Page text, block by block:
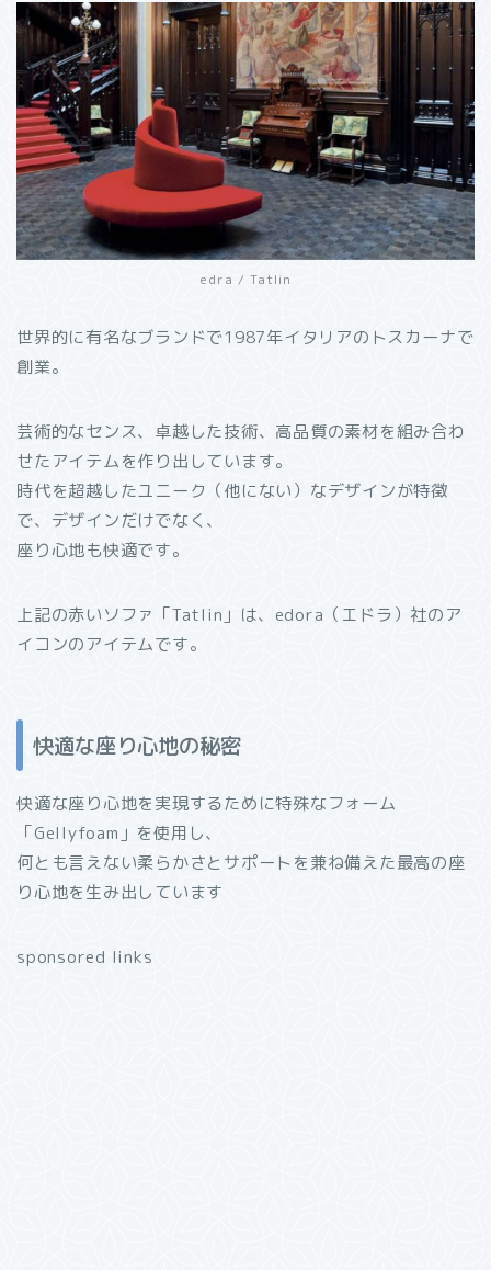
edra / Tatlin
世界的に有名なブランドで1987年イタリアのトスカーナで
創業。
芸術的なセンス、卓越した技術、高品質の素材を組み合わ
せたアイテムを作り出しています。
時代を超越したユニーク（他にない）なデザインが特徴
で、デザインだけでなく、
座り心地も快適です。
上記の赤いソファ「Tatlin」は、edora（エドラ）社のア
イコンのアイテムです。
快適な座り心地の秘密
快適な座り心地を実現するために特殊なフォーム
「Gellyfoam」を使用し、
何とも言えない柔らかさとサポートを兼ね備えた最高の座
り心地を生み出しています
sponsored links